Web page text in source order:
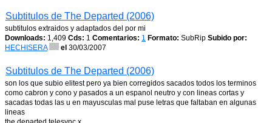
Subtitulos de The Departed (2006)
subtitulos extraidos y adaptados del por mi
Downloads: 1,409 Cds: 1 Comentarios: 1 Formato: SubRip Subido por:
HECHISERA
el 30/03/2007
Subtitulos de The Departed (2006)
son los que subio elitest pero ya bien corregidos sacados todos los terminos
como cabron y cono y pasados a un espanol neutro y con lineas cortas y
sacadas todas las u en mayusculas mal puse letras que faltaban en algunas
lineas